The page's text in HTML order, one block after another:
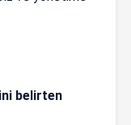
belirten